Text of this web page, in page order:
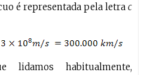
é representada pela letrac
lidamos habitualmente,